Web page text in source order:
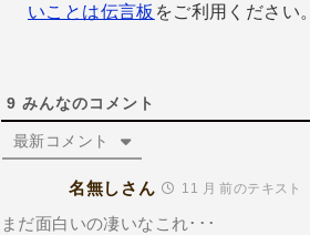
いことは伝言板 をご利用ください。
9 みんなのコメント
最新コメント
名無しさん 11 月 前のテキスト
まだ面白いの凄いなこれ･･･